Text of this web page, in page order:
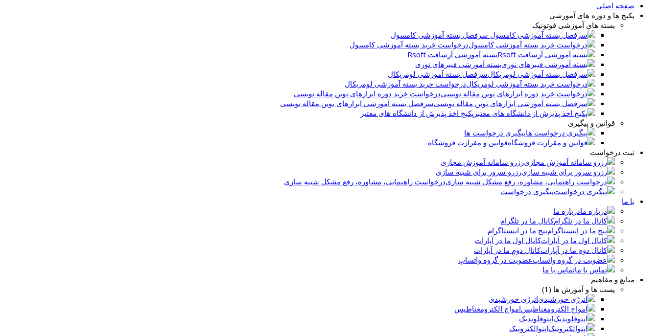
صفحه اصلی
پکیج ها و دوره های آموزشی
بسته های آموزشی فوتونیک
سرفصل بسته آموزشی کامسول
درخواست خرید بسته آموزشی کامسول
بسته آموزشی آرسافت Rsoft
بسته آموزشی فیبرهای نوری
سرفصل بسته آموزشی لومریکال
درخواست خرید بسته آموزشی لومریکال
درخواست خرید دوره ابزارهای نوین مقاله نویسی
سرفصل بسته آموزشی ابزارهای نوین مقاله نویسی
پکیج اخذ پذیرش از دانشگاه های معتبر
قوانین و پیگیری
پیگیری درخواست ها
قوانین و مقرارت فروشگاه
ثبت درخواست
رزرو سامانه آموزش مجازی
رزرو سرور برای شبیه سازی
درخواست راهنمایی، مشاوره، رفع مشکل شبیه سازی
پیگیری درخواست
با ما
درباره ما
کانال ما در تلگرام
پیج ما در اینستاگرام
کانال اول ما در آپارات
کانال دوم ما در آپارات
عضویت در گروه واتساپ
تماس با ما
منابع و مفاهیم
پست ها و آموزش ها (1)
انرژی خورشیدی
امواج الکترومغناطیس
اپتوفلویدیک
اپتوالکترونیک